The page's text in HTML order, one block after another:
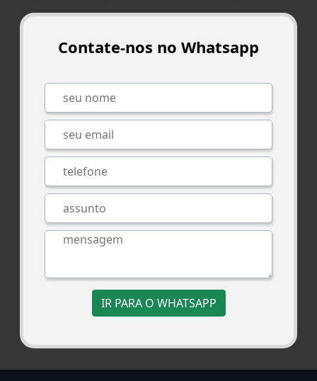
Contate-nos no Whatsapp
IR PARA O WHATSAPP